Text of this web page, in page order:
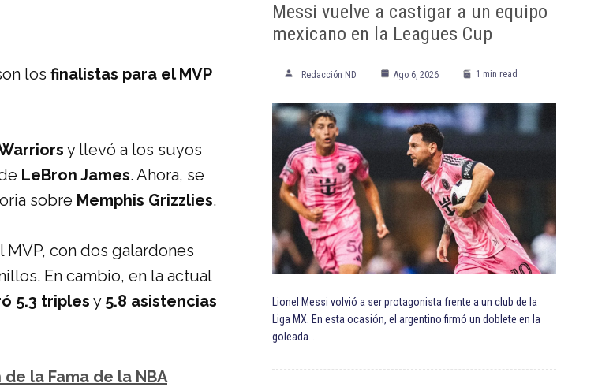
los finalistas para el MVP
y llevó a los suyos
LeBron James. Ahora, se
sobre Memphis Grizzlies.
con dos galardones
En cambio, en la actual
5.3 triples y 5.8 asistencias
la Fama de la NBA
Messi vuelve a castigar a un equipo
mexicano en la Leagues Cup
Redacción ND Ago 6, 2026 1 min read
Lionel Messi volvió a ser protagonista frente a un club de la
Liga MX. En esta ocasión, el argentino firmó un doblete en la
goleada…